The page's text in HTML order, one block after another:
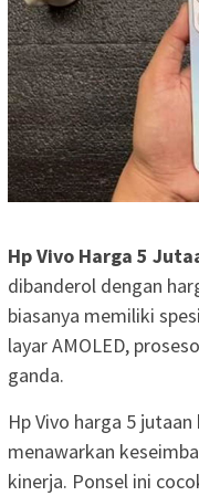
Hp Vivo Harga 5
dibanderol dengan
biasanya memiliki
layar AMOLED,
ganda.
Hp Vivo harga 5
menawarkan
kinerja. Ponsel ini